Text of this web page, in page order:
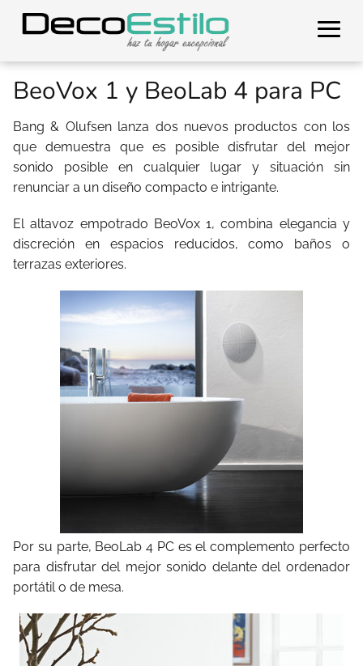
BeoVox 1 y BeoLab 4 para PC
Bang & Olufsen lanza dos nuevos productos con los
que demuestra que es posible disfrutar del mejor
sonido posible en cualquier lugar y situación sin
renunciar a un diseño compacto e intrigante.
El altavoz empotrado BeoVox 1, combina elegancia y
discreción en espacios reducidos, como baños o
terrazas exteriores.
Por su parte, BeoLab 4 PC es el complemento perfecto
para disfrutar del mejor sonido delante del ordenador
portátil o de mesa.